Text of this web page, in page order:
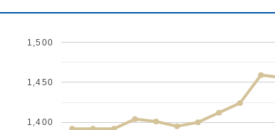
1,400
1,450
1,500